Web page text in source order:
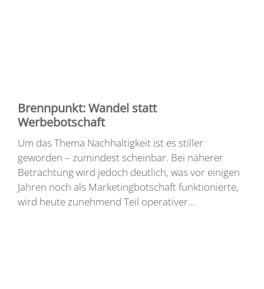
Brennpunkt: Wandel statt
Werbebotschaft
Um das Thema Nachhaltigkeit ist es stiller
geworden – zumindest scheinbar. Bei näherer
Betrachtung wird jedoch deutlich, was vor einigen
Jahren noch als Marketingbotschaft funktionierte,
wird heute zunehmend Teil operativer...